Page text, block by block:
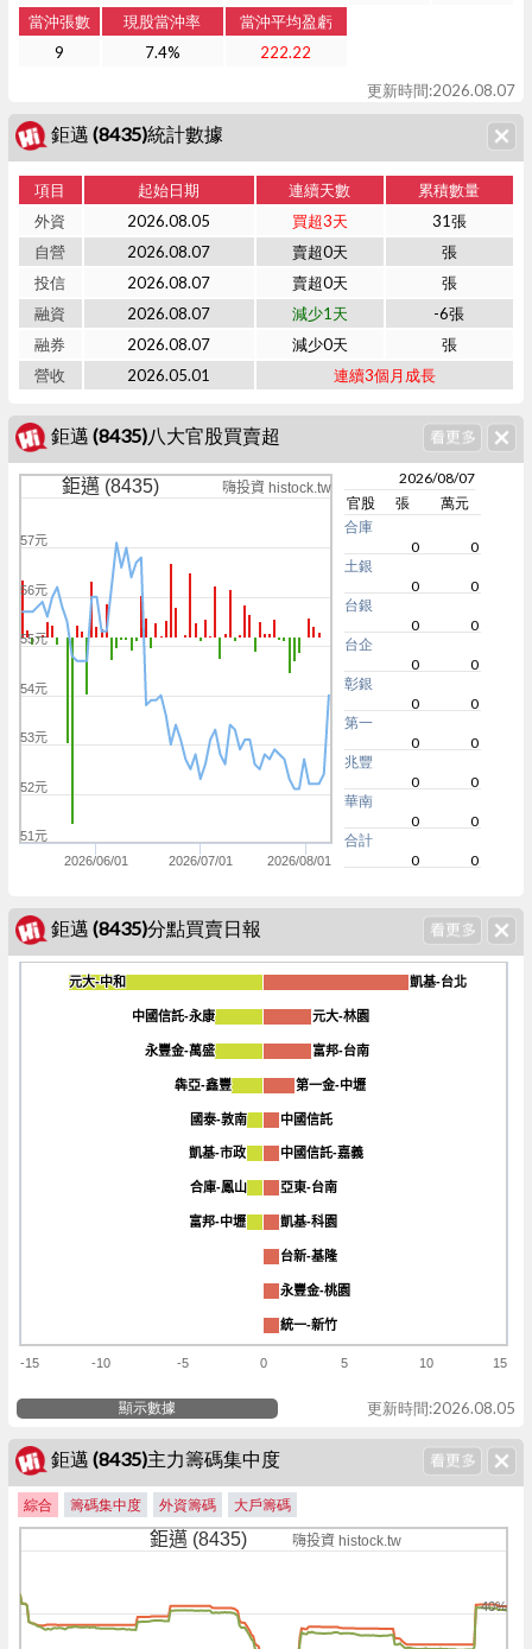
當沖張數 現股當沖率
當沖平均盈虧
9
7.4%
222.22
更新時間:2026.08.07
鉅邁 (8435)統計數據
項目 起始日期 連續天數
累積數量
外資
2026.08.05 買超3天
31張
自營
2026.08.07 賣超0天
張
投信
2026.08.07 賣超0天
張
融資
2026.08.07 減少1天
-6張
融券
2026.08.07 減少0天
張
營收
2026.05.01 連續3個月成長
鉅邁 (8435)八大官股買賣超
鉅邁 (8435) 嗨投資 histock.tw
2026/06/01 2026/07/01 2026/08/01
51元
52元
53元
54元
55元
56元
57元
-360
2026/08/07
官股
張
萬元
合庫
0
0
土銀
0
0
台銀
0
0
台企
0
0
彰銀
0
0
第一
0
0
兆豐
0
0
華南
0
0
合計
0
0
鉅邁 (8435)分點買賣日報
凱基-台北
凱基-台北
元大-林園
元大-林園
富邦-台南
富邦-台南
第一金-中壢
第一金-中壢
中國信託
中國信託
中國信託-嘉義
中國信託-嘉義
亞東-台南
亞東-台南
凱基-科園
凱基-科園
台新-基隆
台新-基隆
永豐金-桃園
永豐金-桃園
統一-新竹
統一-新竹
元大-中和
元大-中和
中國信託-永康
中國信託-永康
永豐金-萬盛
永豐金-萬盛
犇亞-鑫豐
犇亞-鑫豐
國泰-敦南
國泰-敦南
凱基-市政
凱基-市政
合庫-鳳山
合庫-鳳山
富邦-中壢
富邦-中壢
-15 -10 -5 0 5 10 15
顯示數據 更新時間:2026.08.05
鉅邁 (8435)主力籌碼集中度
綜合 籌碼集中度 外資籌碼 大戶籌碼
鉅邁 (8435) 嗨投資 histock.tw
40%